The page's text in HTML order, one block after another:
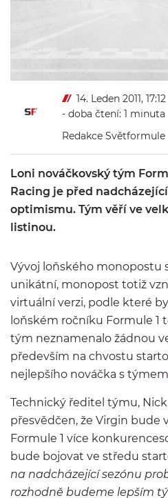
14. Leden 2011, 17:12
- doba čtení: 1 minuta
Redakce Světformule
Loni nováčkovský tým
Racing je před
optimismu. Tým věří ve
listinou.
Vývoj loňského monopostu
unikátní, monopost totiž
virtuální verzi, podle které
loňském ročníku Formule 1
tým neznamenalo žádnou
především na chvostu
nejlepšího nováčka s týmem
Technický ředitel týmu,
přesvědčen, že Virgin bude
Formule 1 více
bude bojovat ve středu
na nadcházející sezónu
rozhodně budeme lepším